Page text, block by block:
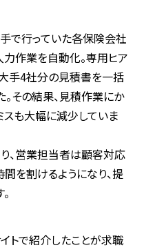
で行っていた各保険会社
作業を自動化。専用ヒア
手4社分の見積書を一括
その結果、見積作業にか
も大幅に減少していま
、営業担当者は顧客対応
を割けるようになり、提
トで紹介したことが求職